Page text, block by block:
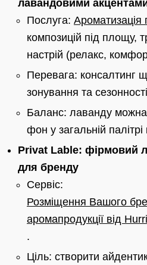
лавандовими
Послуга: Ароматизація
композицій під площу,
настрій (релакс,
Перевага: консалтинг
зонування та
Баланс: лаванду можна
фон у загальній палітрі
Privat Lable: фірмовий
для бренду
Сервіс:
Розміщення Вашого
аромапродукції від
.
Ціль: створити